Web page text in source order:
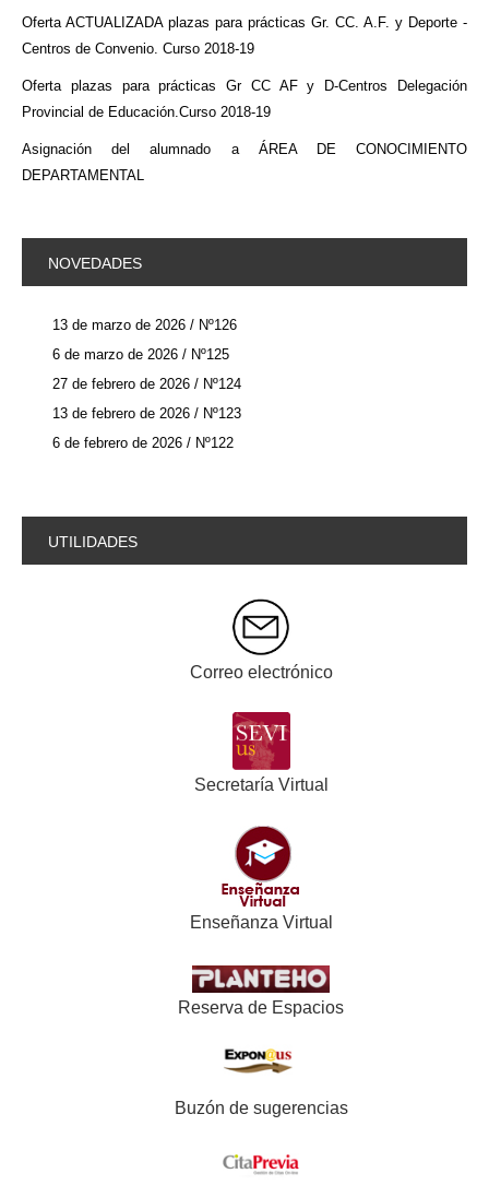
Oferta ACTUALIZADA plazas para prácticas Gr. CC. A.F. y Deporte -
Centros de Convenio. Curso 2018-19
Oferta plazas para prácticas Gr CC AF y D-Centros Delegación
Provincial de Educación.Curso 2018-19
Asignación del alumnado a ÁREA DE CONOCIMIENTO
DEPARTAMENTAL
NOVEDADES
13 de marzo de 2026 / Nº126
6 de marzo de 2026 / Nº125
27 de febrero de 2026 / Nº124
13 de febrero de 2026 / Nº123
6 de febrero de 2026 / Nº122
UTILIDADES
Correo electrónico
Secretaría Virtual
Enseñanza Virtual
Reserva de Espacios
Buzón de sugerencias